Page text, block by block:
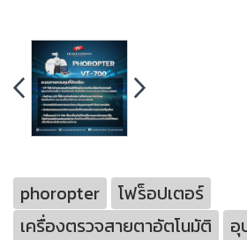
phoropter
โฟร็อปเตอร์
เครื่องตรวจสายตาอัตโนมัติ
อุ